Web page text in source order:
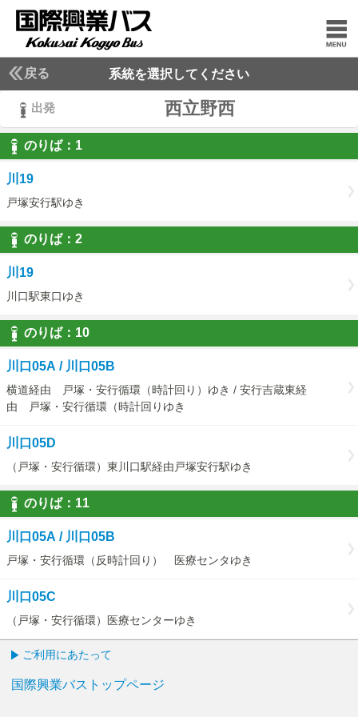
戻る 系統を選択してください
出発 西立野西
のりば： 1
1
川19
戸塚安行駅ゆき
のりば： 2
2
川19
川口駅東口ゆき
のりば： 10
10
川口05A / 川口05B
横道経由 戸塚・安行循環（時計回り）ゆき / 安行吉蔵東経
由 戸塚・安行循環（時計回りゆき
川口05D
（戸塚・安行循環）東川口駅経由戸塚安行駅ゆき
のりば： 11
11
川口05A / 川口05B
戸塚・安行循環（反時計回り） 医療センタゆき
川口05C
（戸塚・安行循環）医療センターゆき
ご利用にあたって
国際興業バストップページ